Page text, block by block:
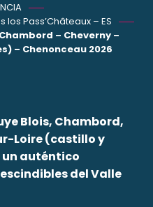
los Pass’Châteaux – ES
– Cheverny –
– Chenonceau 2026
Blois, Chambord,
Loire (castillo y
un auténtico
del Valle